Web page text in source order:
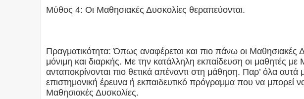
Μύθος 4: Οι Μαθησιακές Δυσκολίες θεραπεύονται.
Πραγματικότητα: Όπως αναφέρεται και πιο πάνω οι Μαθησιακές
μόνιμη και διαρκής. Με την κατάλληλη εκπαίδευση οι μαθητές με
ανταποκρίνονται πιο θετικά απέναντι στη μάθηση. Παρ’ όλα αυτά
επιστημονική έρευνα ή εκπαιδευτικό πρόγραμμα που να μπορεί
Μαθησιακές Δυσκολίες.